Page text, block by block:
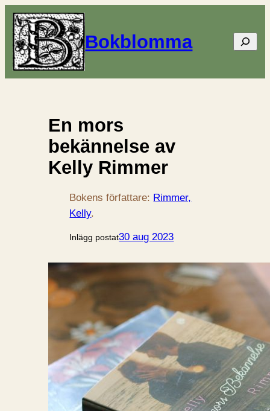
Bokblomma Sök
En mors
bekännelse av
Kelly Rimmer
Bokens författare: Rimmer,
Kelly.
Inlägg postat30 aug 2023